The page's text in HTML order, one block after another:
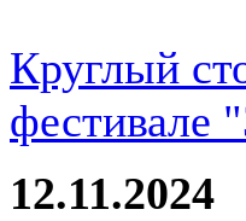
Круглый
фестивале
12.11.2024